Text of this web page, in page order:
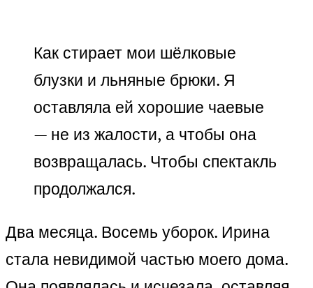
Как стирает мои шёлковые
блузки и льняные брюки. Я
оставляла ей хорошие чаевые
— не из жалости, а чтобы она
возвращалась. Чтобы спектакль
продолжался.
Два месяца. Восемь уборок. Ирина
стала невидимой частью моего дома.